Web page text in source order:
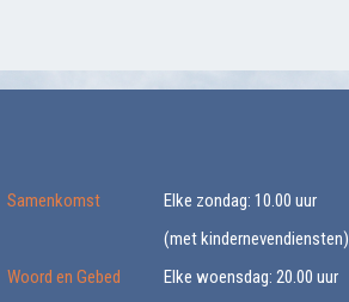
Samenkomst
Elke zondag: 10.00 uur
(met kindernevendiensten)
Woord en Gebed
Elke woensdag: 20.00 uur